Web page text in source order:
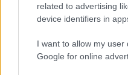
related to advertising
device identifiers in
I want to allow my user
Google for online
Gyurcsány
nincs a
van!